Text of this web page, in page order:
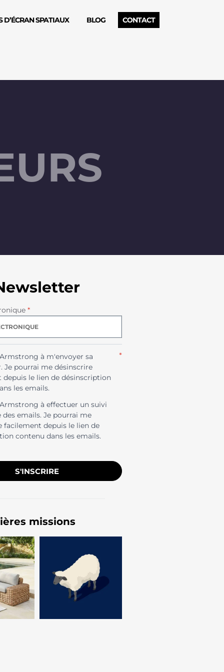
D’ÉCRAN SPATIAUX BLOG CONTACT
*
à m'envoyer sa
Je pourrai me désinscrire
depuis le lien de désinscription
les emails.
*
à effectuer un suivi
emails. Je pourrai me
facilement depuis le lien de
contenu dans les emails.
S'INSCRIRE
missions